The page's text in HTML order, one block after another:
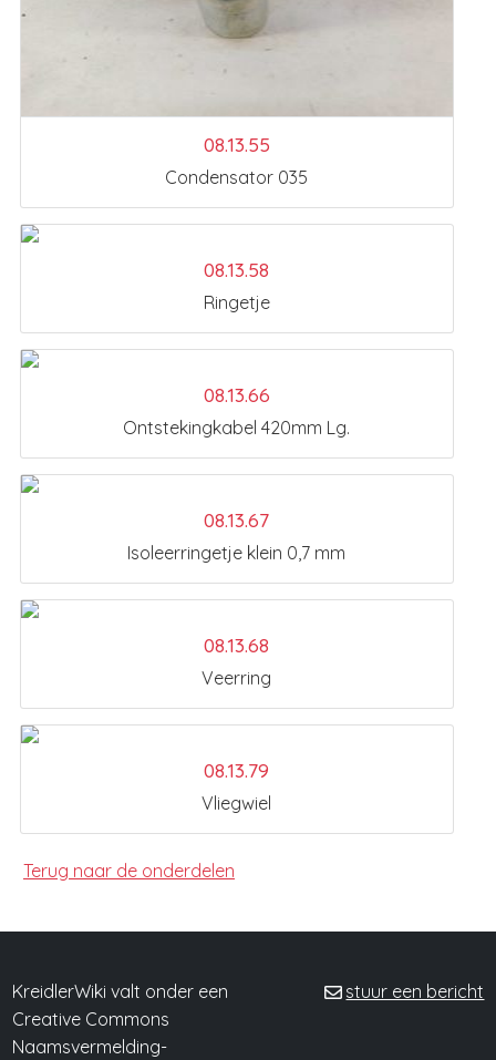
08.13.55
Condensator 035
08.13.58
Ringetje
08.13.66
Ontstekingkabel 420mm Lg.
08.13.67
Isoleerringetje klein 0,7 mm
08.13.68
Veerring
08.13.79
Vliegwiel
Terug naar de onderdelen
KreidlerWiki valt onder een
Creative Commons
Naamsvermelding-
stuur een bericht